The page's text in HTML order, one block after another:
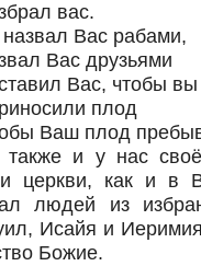
вас.
Вас рабами,
Вас друзьями
Вас, чтобы
плод
Ваш плод
также и у нас
церкви, как и в
людей из
Исайя и
Божие.